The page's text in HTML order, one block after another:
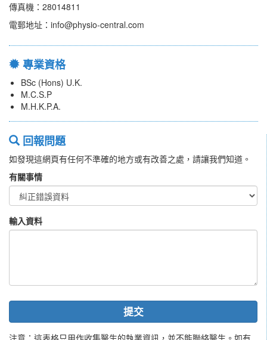
傳真機：28014811
電郵地址：info@physio-central.com
專業資格
BSc (Hons) U.K.
M.C.S.P
M.H.K.P.A.
回報問題
如發現這網頁有任何不準確的地方或有改善之處，請讓我們知道。
有關事情
輸入資料
提交